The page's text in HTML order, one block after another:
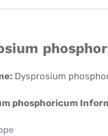
Dysprosium
phosphoricum